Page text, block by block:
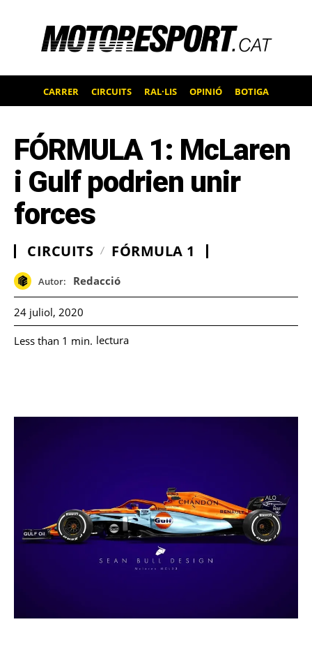
CARRER CIRCUITS RAL·LIS OPINIÓ BOTIGA
FÓRMULA 1: McLaren
i Gulf podrien unir
forces
CIRCUITS FÓRMULA 1
Autor: Redacció
24 juliol, 2020
Less than 1 min. lectura